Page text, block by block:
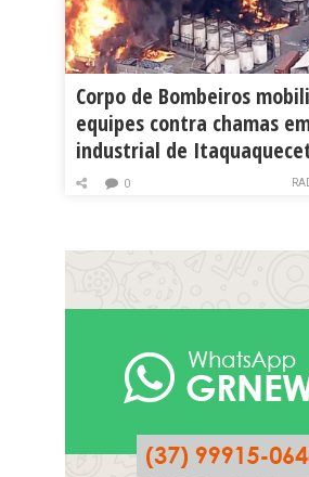
Corpo de Bombeiros
equipes contra chamas
industrial de
0